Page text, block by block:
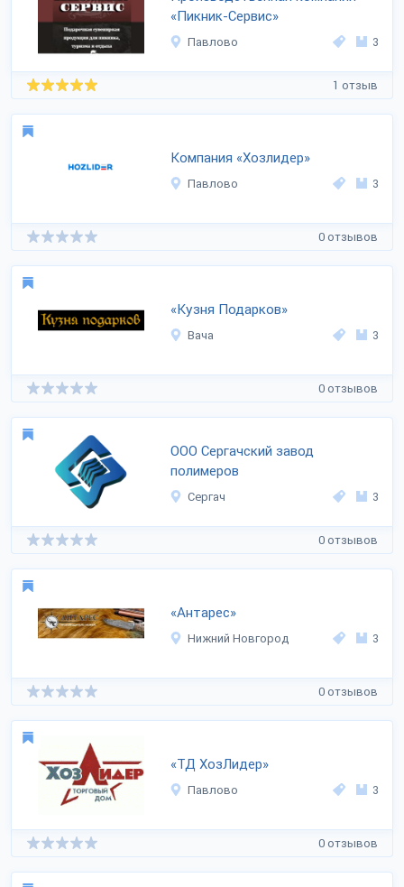
«Пикник-Сервис»
Павлово 3
1 отзыв
Компания «Хозлидер»
Павлово 3
0 отзывов
«Кузня Подарков»
Вача 3
0 отзывов
ООО Сергачский завод
полимеров
Сергач 3
0 отзывов
«Антарес»
Нижний Новгород 3
0 отзывов
«ТД ХозЛидер»
Павлово 3
0 отзывов